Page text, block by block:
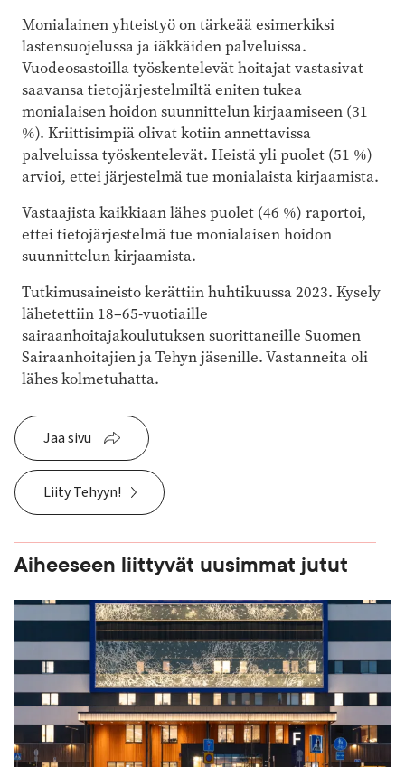
Monialainen yhteistyö on tärkeää esimerkiksi
lastensuojelussa ja iäkkäiden palveluissa.
Vuodeosastoilla työskentelevät hoitajat vastasivat
saavansa tietojärjestelmiltä eniten tukea
monialaisen hoidon suunnittelun kirjaamiseen (31
%). Kriittisimpiä olivat kotiin annettavissa
palveluissa työskentelevät. Heistä yli puolet (51 %)
arvioi, ettei järjestelmä tue monialaista kirjaamista.
Vastaajista kaikkiaan lähes puolet (46 %) raportoi,
ettei tietojärjestelmä tue monialaisen hoidon
suunnittelun kirjaamista.
Tutkimusaineisto kerättiin huhtikuussa 2023. Kysely
lähetettiin 18–65-vuotiaille
sairaanhoitajakoulutuksen suorittaneille Suomen
Sairaanhoitajien ja Tehyn jäsenille. Vastanneita oli
lähes kolmetuhatta.
Jaa sivu
Liity Tehyyn!
Aiheeseen liittyvät uusimmat jutut